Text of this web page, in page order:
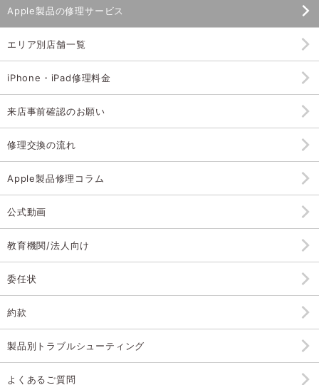
Apple製品の修理サービス
エリア別店舗一覧
iPhone・iPad修理料金
来店事前確認のお願い
修理交換の流れ
Apple製品修理コラム
公式動画
教育機関/法人向け
委任状
約款
製品別トラブルシューティング
よくあるご質問